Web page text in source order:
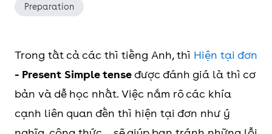
Preparation
Trong tất cả các thì tiếng Anh, thì Hiện tại đơn
- Present Simple tense được đánh giá là thì cơ
bản và dễ học nhất. Việc nắm rõ các khía
cạnh liên quan đến thì hiện tại đơn như ý